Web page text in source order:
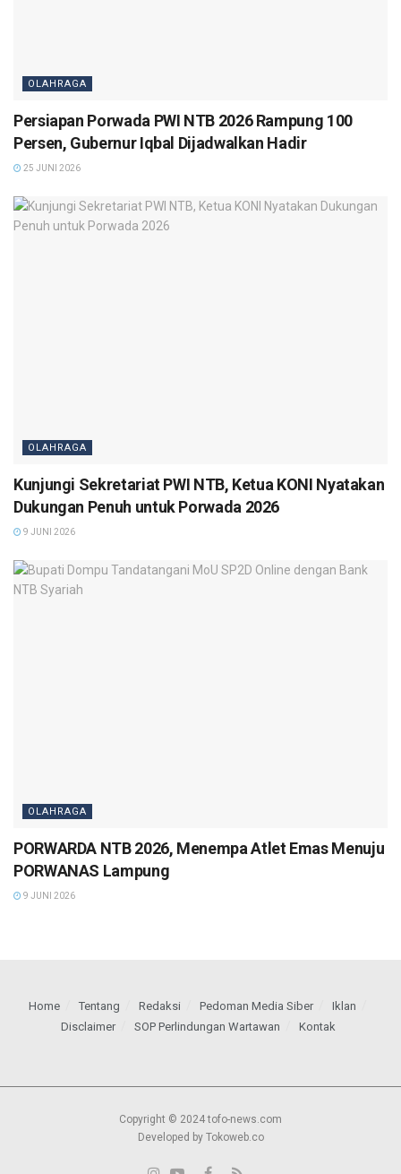
OLAHRAGA
Persiapan Porwada PWI NTB 2026 Rampung 100
Persen, Gubernur Iqbal Dijadwalkan Hadir
25 JUNI 2026
OLAHRAGA
Kunjungi Sekretariat PWI NTB, Ketua KONI Nyatakan
Dukungan Penuh untuk Porwada 2026
9 JUNI 2026
OLAHRAGA
PORWARDA NTB 2026, Menempa Atlet Emas Menuju
PORWANAS Lampung
9 JUNI 2026
Home Tentang Redaksi Pedoman Media Siber
Iklan
Disclaimer
SOP Perlindungan Wartawan Kontak
Copyright © 2024 tofo-news.com
Developed by Tokoweb.co